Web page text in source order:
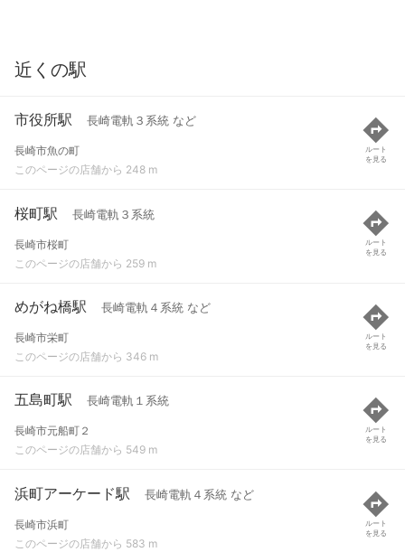
近くの駅
市役所駅 長崎電軌３系統 など
長崎市魚の町
このページの店舗から 248 m
ルート
を見る
桜町駅 長崎電軌３系統
長崎市桜町
このページの店舗から 259 m
ルート
を見る
めがね橋駅 長崎電軌４系統 など
長崎市栄町
このページの店舗から 346 m
ルート
を見る
五島町駅 長崎電軌１系統
長崎市元船町２
このページの店舗から 549 m
ルート
を見る
浜町アーケード駅 長崎電軌４系統 など
長崎市浜町
このページの店舗から 583 m
ルート
を見る